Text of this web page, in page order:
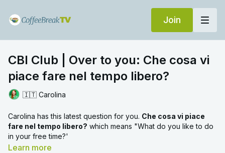
Join
CBI Club | Over to you: Che cosa vi
piace fare nel tempo libero?
🇮🇹 Carolina
Carolina has this latest question for you. Che cosa vi piace
fare nel tempo libero? which means "What do you like to do
in your free time?'
Learn more